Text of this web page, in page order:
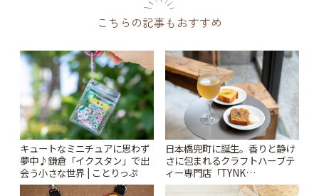
こちらの記事もおすすめ
キュートなミニチュアに思わず
夢中♪鎌倉「イクスタン」で出
会う小さな世界 | ことりっぷ
日本橋兜町に誕生。香りと静け
さに包まれるクラフトハーブテ
ィー専門店「TYNK
Kabutocho」 | ことりっぷ